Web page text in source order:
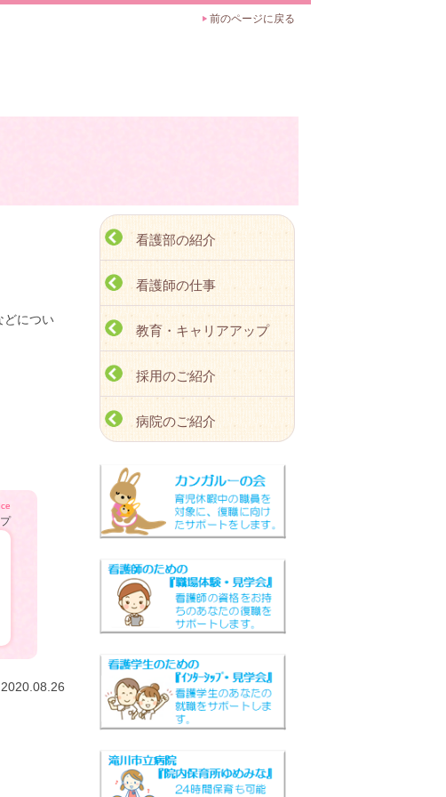
前のページに戻る
どについ
看護部の紹介
看護師の仕事
教育・キャリアアップ
採用のご紹介
病院のご紹介